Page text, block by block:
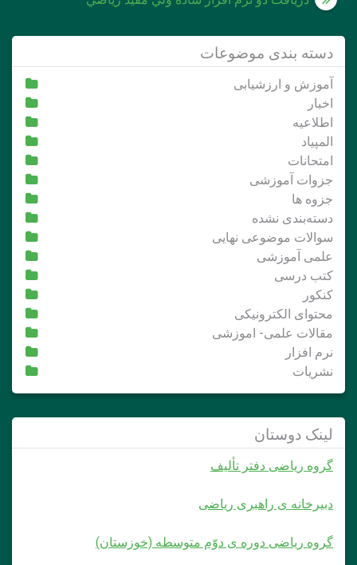
دسته بندی موضوعات
آموزش و ارزشیابی
اخبار
اطلاعیه
المپیاد
امتحانات
جزوات آموزشی
جزوه ها
دسته‌بندی نشده
سوالات موضوعی نهایی
علمی آموزشی
کتب درسی
کنکور
محتوای الکترونیکی
مقالات علمی- اموزشی
نرم افزار
نشریات
لینک دوستان
گروه ریاضی دفتر تألیف
دبیرخانه ی راهبری ریاضی
گروه ریاضی دوره ی دوّم متوسطه (خوزستان)